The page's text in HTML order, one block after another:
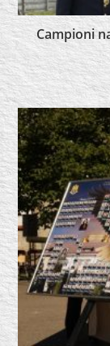
Campioni